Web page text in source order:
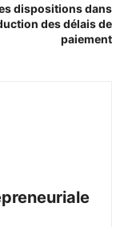
dispositions dans
des délais de
paiement